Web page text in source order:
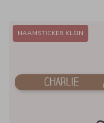
NAAMSTICKER KLEIN